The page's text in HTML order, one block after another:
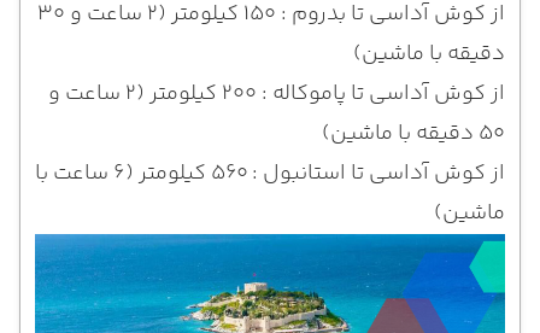
از کوش آداسی تا بدروم : ۱۵۰ کیلومتر (۲ ساعت و ۳۰
دقیقه با ماشین)
از کوش آداسی تا پاموکاله : ۲۰۰ کیلومتر (۲ ساعت و
۵۰ دقیقه با ماشین)
از کوش آداسی تا استانبول : ۵۶۰ کیلومتر (۶ ساعت با
ماشین)